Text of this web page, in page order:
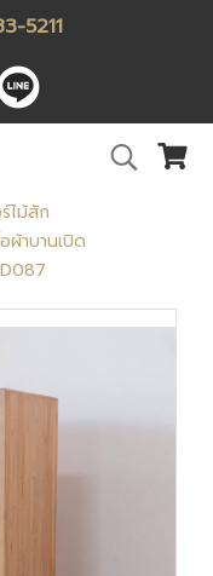
5211
ไม้สัก
ผ้าบานเปิด